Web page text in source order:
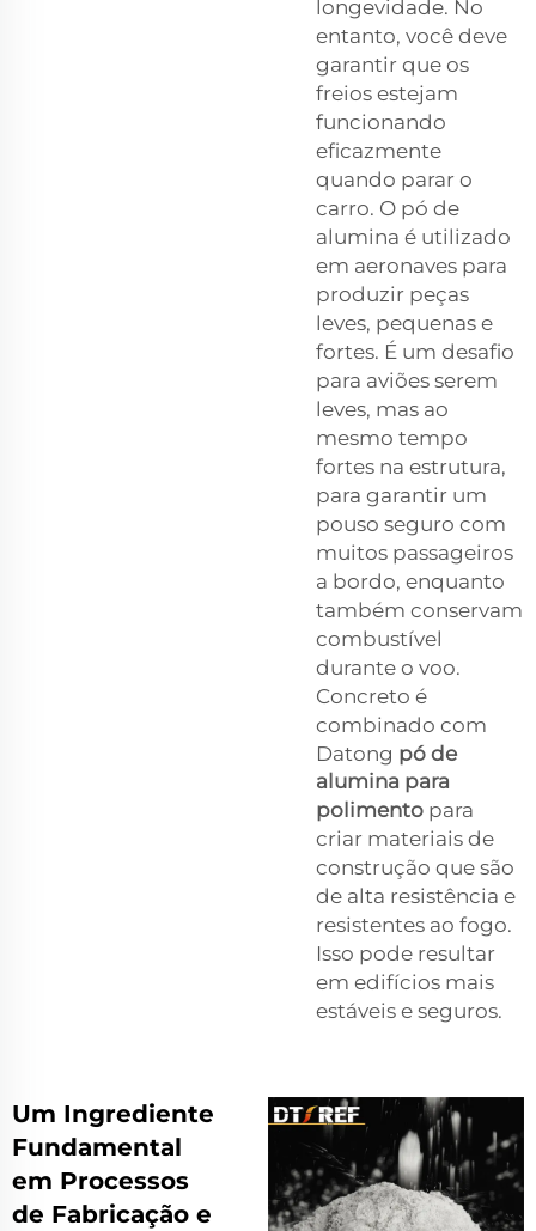
longevidade. No
entanto, você deve
garantir que os
freios estejam
funcionando
eficazmente
quando parar o
carro. O pó de
alumina é utilizado
em aeronaves para
produzir peças
leves, pequenas e
fortes. É um desafio
para aviões serem
leves, mas ao
mesmo tempo
fortes na estrutura,
para garantir um
pouso seguro com
muitos passageiros
a bordo, enquanto
também conservam
combustível
durante o voo.
Concreto é
combinado com
Datong pó de
alumina para
polimento para
criar materiais de
construção que são
de alta resistência e
resistentes ao fogo.
Isso pode resultar
em edifícios mais
estáveis e seguros.
Um Ingrediente
Fundamental
em Processos
de Fabricação e